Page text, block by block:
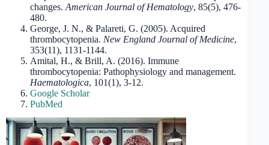
changes. American Journal of Hematology, 85(5), 476-
480.
George, J. N., & Palareti, G. (2005). Acquired
thrombocytopenia. New England Journal of Medicine,
353(11), 1131-1144.
Amital, H., & Brill, A. (2016). Immune
thrombocytopenia: Pathophysiology and management.
Haematologica, 101(1), 3-12.
Google Scholar
PubMed